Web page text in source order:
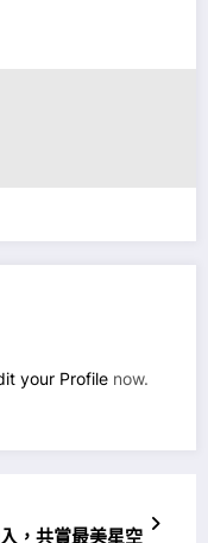
your Profile now.
，共賞最美星空